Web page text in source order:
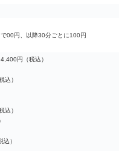
00円、以降30分ごとに100円
円（税込）
込）
込）
）